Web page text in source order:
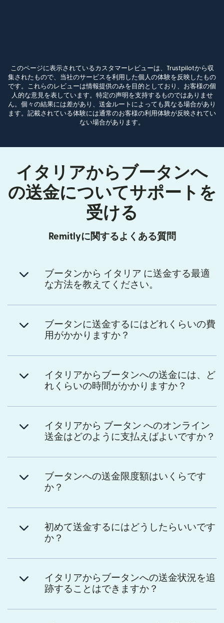
このページに表示されているカスタマーレビューは、Trustpilotから収
集されたもので、当社のサービスを利用した個人の体験を反映したもの
です。これらのレビューは情報提供のみを目的としており、お客様の個
人的な意見を表しています。特定の声明を支持するものではありませ
ん。個々の結果には差があり、送金ルートによっても異なる場合があり
ます。記載されている体験には通常のお客様の利用体験が反映されてい
ない場合があります。
イタリアからブータンへ
の送金についてサポートを
受ける
Remitlyに関するよくある質問
ブータンから イタリア に送金する最適
な方法を教えてください。
ブータンに送金するにはどれくらいの費
用がかかりますか？
イタリアからブータンへの送金には、ど
れくらいの時間がかかりますか？
イタリアから ブータン へのオンライン
送金はどのように支払えばよいですか？
ブータンへの送金限度額はいくらです
か？
初めて送金するにはどうしたらいいです
か？
イタリアからブータンへの送金状況を追
跡することはできますか？